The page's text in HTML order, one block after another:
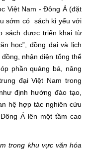
Việt Nam - Đông Á (đặt
sớm có sách kỉ yếu với
sách được triển khai từ
học”, đồng đại và lịch
nhận diện tổng thể
phần quảng bá, nâng
đại Việt Nam trong
định hướng đào tạo,
hệ hợp tác nghiên cứu
Á lên một tầm cao
trong khu vực văn hóa